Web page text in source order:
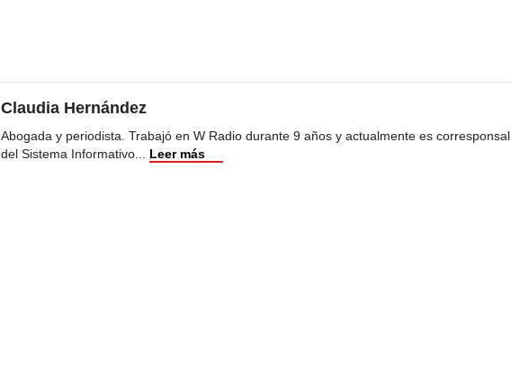
Claudia Hernández
Abogada y periodista. Trabajó en W Radio durante 9 años y actualmente es corresponsal
del Sistema Informativo... Leer más